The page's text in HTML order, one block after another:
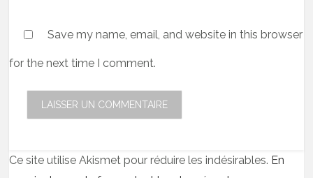
Save my name, email, and website in this browser
for the next time I comment.
Ce site utilise Akismet pour réduire les indésirables. En